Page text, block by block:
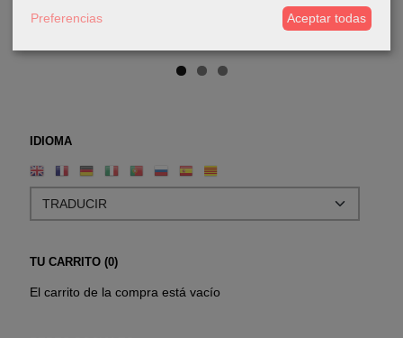
IDIOMA
TU CARRITO (0)
El carrito de la compra está vacío
15,00 € 95,00 € 20,00 €
Preferencias Aceptar todas